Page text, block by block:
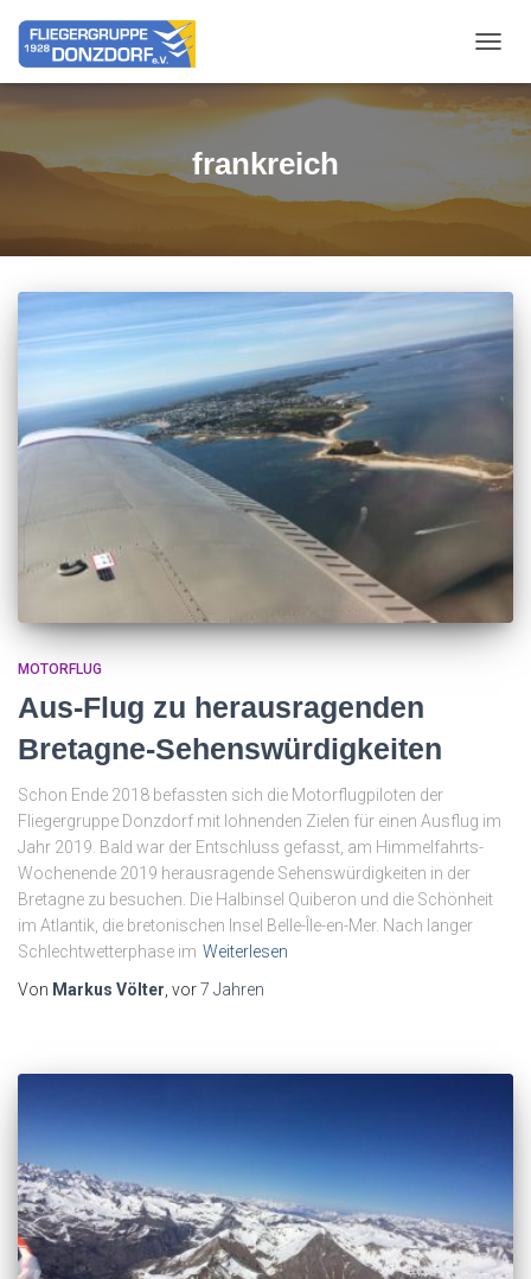
frankreich
MOTORFLUG
Aus-Flug zu herausragenden
Bretagne-Sehenswürdigkeiten
Schon Ende 2018 befassten sich die Motorflugpiloten der
Fliegergruppe Donzdorf mit lohnenden Zielen für einen Ausflug im
Jahr 2019. Bald war der Entschluss gefasst, am Himmelfahrts-
Wochenende 2019 herausragende Sehenswürdigkeiten in der
Bretagne zu besuchen. Die Halbinsel Quiberon und die Schönheit
im Atlantik, die bretonischen Insel Belle-Île-en-Mer. Nach langer
Schlechtwetterphase im Weiterlesen
Von Markus Völter , vor7 Jahren